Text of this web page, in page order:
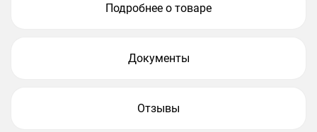
Подробнее о товаре
Документы
Отзывы